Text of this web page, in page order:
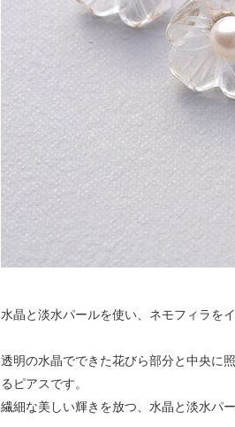
水晶と淡水パールを使い、ネモフィラを
透明の水晶でできた花びら部分と中央に
るピアスです。
繊細な美しい輝きを放つ、水晶と淡水パ